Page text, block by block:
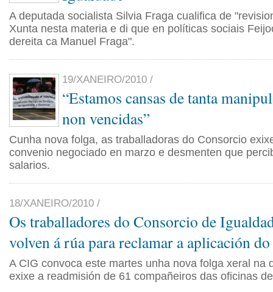
A deputada socialista Silvia Fraga cualifica de
Xunta nesta materia e di que en políticas sociais
dereita ca Manuel Fraga".
19/XANEIRO/2010 /
“Estamos cansas de tanta
non vencidas”
Cunha nova folga, as traballadoras do Consorcio
convenio negociado en marzo e desmenten que
salarios.
18/XANEIRO/2010 /
Os traballadores do Consorcio de
volven á rúa para reclamar a aplicación
A CIG convoca este martes unha nova folga xeral na
exixe a readmisión de 61 compañeiros das oficinas